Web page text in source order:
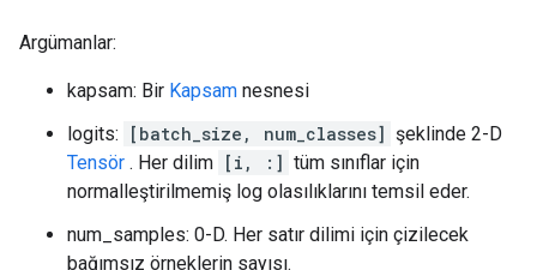
Argümanlar:
kapsam: Bir Kapsam nesnesi
logits:
[batch_size, num_classes] şeklinde 2-D
Tensör . Her dilim [i, :] tüm sınıflar için
normalleştirilmemiş log olasılıklarını temsil eder.
num_samples: 0-D. Her satır dilimi için çizilecek
bağımsız örneklerin sayısı.